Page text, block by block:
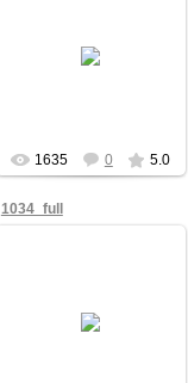
Омск, поставь подпись
за нового мэра!
1635 0 5.0
1034_full